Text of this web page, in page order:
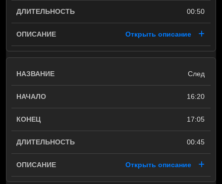
00:50
Открыть описание
След
16:20
17:05
00:45
Открыть описание